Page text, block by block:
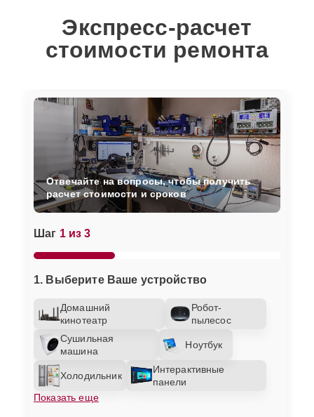
Экспресс-расчет
стоимости ремонта
Шаг 1 из 3
1. Выберите Ваше устройство
Домашний
кинотеатр
Робот-
пылесос
Сушильная
машина
Ноутбук
Холодильник
Интерактивные
панели
Показать еще
Отвечайте на вопросы, чтобы получить
расчет стоимости и сроков